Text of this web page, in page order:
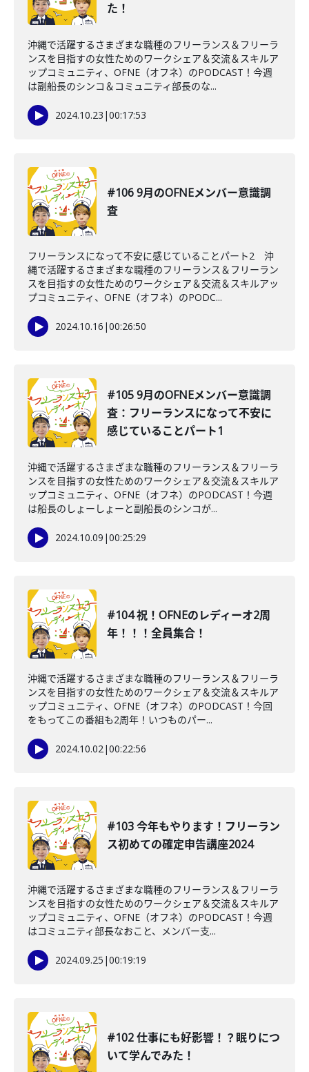
た！
沖縄で活躍するさまざまな職種のフリーランス＆フリーラ
ンスを目指すの女性ためのワークシェア＆交流＆スキルア
ップコミュニティ、OFNE（オフネ）のPODCAST！今週
は副船長のシンコ＆コミュニティ部長のな...
2024.10.23 |00:17:53
#106 9月のOFNEメンバー意識調
査
フリーランスになって不安に感じていることパート2 沖
縄で活躍するさまざまな職種のフリーランス＆フリーラン
スを目指すの女性ためのワークシェア＆交流＆スキルアッ
プコミュニティ、OFNE（オフネ）のPODC...
2024.10.16 |00:26:50
#105 9月のOFNEメンバー意識調
査：フリーランスになって不安に
感じていることパート1
沖縄で活躍するさまざまな職種のフリーランス＆フリーラ
ンスを目指すの女性ためのワークシェア＆交流＆スキルア
ップコミュニティ、OFNE（オフネ）のPODCAST！今週
は船長のしょーしょーと副船長のシンコが...
2024.10.09 |00:25:29
#104 祝！OFNEのレディーオ2周
年！！！全員集合！
沖縄で活躍するさまざまな職種のフリーランス＆フリーラ
ンスを目指すの女性ためのワークシェア＆交流＆スキルア
ップコミュニティ、OFNE（オフネ）のPODCAST！今回
をもってこの番組も2周年！いつものパー...
2024.10.02|00:22:56
#103 今年もやります！フリーラン
ス初めての確定申告講座2024
沖縄で活躍するさまざまな職種のフリーランス＆フリーラ
ンスを目指すの女性ためのワークシェア＆交流＆スキルア
ップコミュニティ、OFNE（オフネ）のPODCAST！今週
はコミュニティ部長なおこと、メンバー支...
2024.09.25 |00:19:19
#102 仕事にも好影響！？眠りにつ
いて学んでみた！